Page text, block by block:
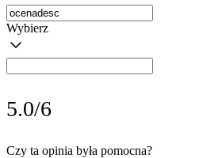
Wybierz
5.0/6
Czy ta opinia była pomocna?